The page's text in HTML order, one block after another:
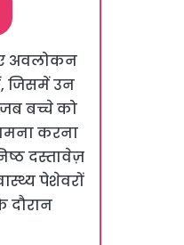
अवलोकन
जिसमें उन
बच्चे को
करना
दस्तावेज़
पेशेवरों
दौरान